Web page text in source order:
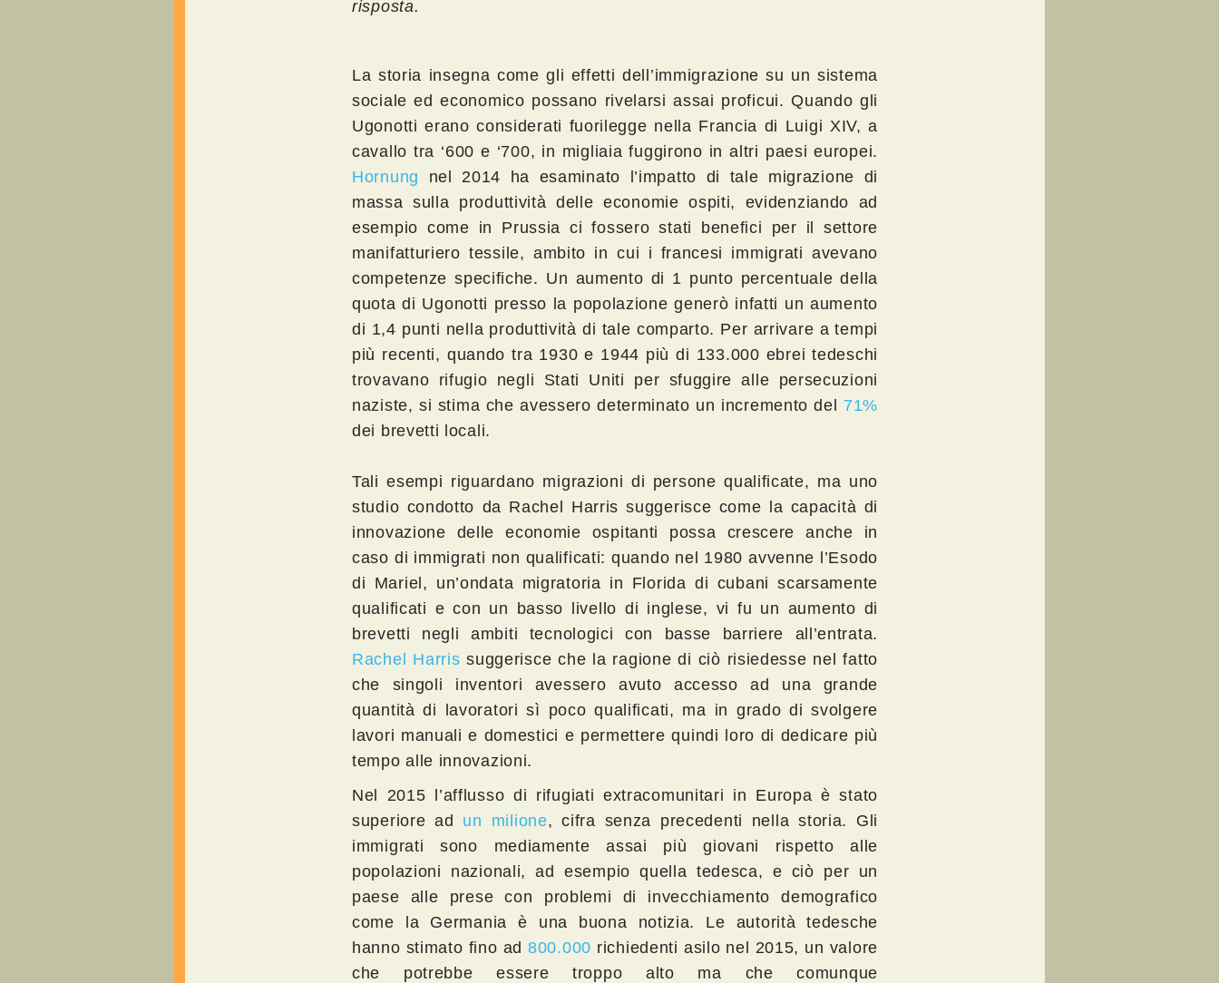
risposta.
La storia insegna come gli effetti dell’immigrazione su un sistema
sociale ed economico possano rivelarsi assai proficui. Quando gli
Ugonotti erano considerati fuorilegge nella Francia di Luigi XIV, a
cavallo tra ‘600 e ‘700, in migliaia fuggirono in altri paesi europei.
Hornung nel 2014 ha esaminato l’impatto di tale migrazione di
massa sulla produttività delle economie ospiti, evidenziando ad
esempio come in Prussia ci fossero stati benefici per il settore
manifatturiero tessile, ambito in cui i francesi immigrati avevano
competenze specifiche. Un aumento di 1 punto percentuale della
quota di Ugonotti presso la popolazione generò infatti un aumento
di 1,4 punti nella produttività di tale comparto. Per arrivare a tempi
più recenti, quando tra 1930 e 1944 più di 133.000 ebrei tedeschi
trovavano rifugio negli Stati Uniti per sfuggire alle persecuzioni
naziste, si stima che avessero determinato un incremento del 71%
dei brevetti locali.
Tali esempi riguardano migrazioni di persone qualificate, ma uno
studio condotto da Rachel Harris suggerisce come la capacità di
innovazione delle economie ospitanti possa crescere anche in
caso di immigrati non qualificati: quando nel 1980 avvenne l’Esodo
di Mariel, un’ondata migratoria in Florida di cubani scarsamente
qualificati e con un basso livello di inglese, vi fu un aumento di
brevetti negli ambiti tecnologici con basse barriere all’entrata.
Rachel Harris suggerisce che la ragione di ciò risiedesse nel fatto
che singoli inventori avessero avuto accesso ad una grande
quantità di lavoratori sì poco qualificati, ma in grado di svolgere
lavori manuali e domestici e permettere quindi loro di dedicare più
tempo alle innovazioni.
Nel 2015 l’afflusso di rifugiati extracomunitari in Europa è stato
superiore ad un milione, cifra senza precedenti nella storia. Gli
immigrati sono mediamente assai più giovani rispetto alle
popolazioni nazionali, ad esempio quella tedesca, e ciò per un
paese alle prese con problemi di invecchiamento demografico
come la Germania è una buona notizia. Le autorità tedesche
hanno stimato fino ad800.000 richiedenti asilo nel 2015, un valore
che potrebbe essere troppo alto ma che comunque